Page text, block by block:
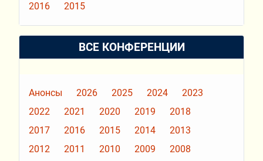
2016
2015
ВСЕ КОНФЕРЕНЦИИ
Анонсы 2026 2025 2024
2023
2022
2021 2020 2019
2018
2017
2016 2015 2014
2013
2012
2011 2010 2009
2008